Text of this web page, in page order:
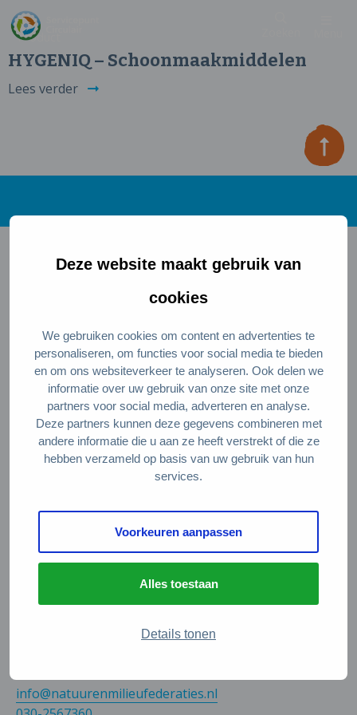
Deze website maakt gebruik van
cookies
We gebruiken cookies om content en advertenties te
personaliseren, om functies voor social media te bieden
en om ons websiteverkeer te analyseren. Ook delen we
informatie over uw gebruik van onze site met onze
partners voor social media, adverteren en analyse.
Deze partners kunnen deze gegevens combineren met
andere informatie die u aan ze heeft verstrekt of die ze
hebben verzameld op basis van uw gebruik van hun
services.
Voorkeuren aanpassen
Alles toestaan
Details tonen
Product
HYGENIQ – Schoonmaakmiddelen
Lees verder
Direct naar
Wat is een circulaire samenleving
Meedoen als inwoner
Meedoen als ondernemer
Circulaire producten en diensten
Wie zijn wij?
Over ons
Servicepunt Team
Arthur van Schendelstraat 600
info@natuurenmilieufederaties.nl